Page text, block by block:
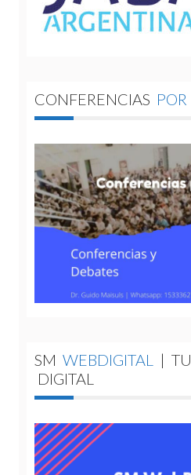
CONFERENCIAS POR
SM WEBDIGITAL | TU
DIGITAL